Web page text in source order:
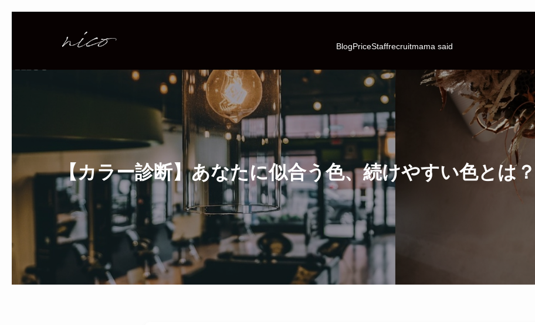
「nico」
/
町
容
BlogPriceStaffrecruitmama said
【カラー診断】あなたに似合う色、続けやすい色とは